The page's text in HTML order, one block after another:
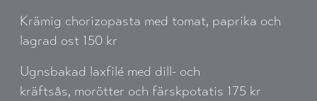
Krämig chorizopasta med tomat, paprika och
lagrad ost 150 kr
Ugnsbakad laxfilé med dill- och
kräftsås, morötter och färskpotatis 175 kr